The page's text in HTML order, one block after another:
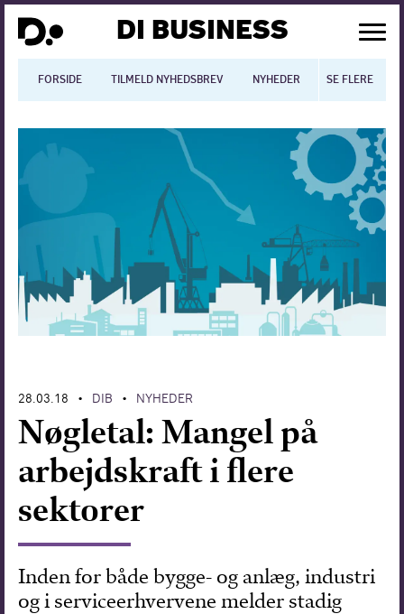
DI BUSINESS
FORSIDE TILMELD NYHEDSBREV NYHEDER BLOGS
SE FLERE
Dansk økonomi
Digitalisering
International økonomi
Arbejdsmiljø
Arbejdsmarkedet
Europapolitik
Forskning
28.03.18 • DIB • NYHEDER
Nøgletal: Mangel på
arbejdskraft i flere
sektorer
Inden for både bygge- og anlæg, industri
og i serviceerhvervene melder stadig